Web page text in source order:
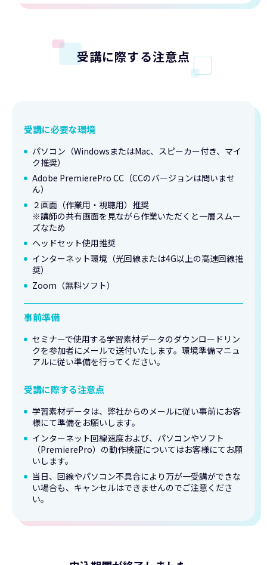
受講に際する注意点
受講に必要な環境
パソコン（WindowsまたはMac、スピーカー付き、マイ
ク推奨）
Adobe PremierePro CC（CCのバージョンは問いませ
ん）
２画面（作業用・視聴用）推奨
※講師の共有画面を見ながら作業いただくと一層スムー
ズなため
ヘッドセット使用推奨
インターネット環境（光回線または4G以上の高速回線推
奨）
Zoom（無料ソフト）
事前準備
セミナーで使用する学習素材データのダウンロードリン
クを参加者にメールで送付いたします。環境準備マニュ
アルに従い準備を行ってください。
受講に際する注意点
学習素材データは、弊社からのメールに従い事前にお客
様にて準備をお願いします。
インターネット回線速度および、パソコンやソフト
（PremierePro）の動作検証についてはお客様にてお願
いします。
当日、回線やパソコン不具合により万が一受講ができな
い場合も、キャンセルはできませんのでご注意くださ
い。